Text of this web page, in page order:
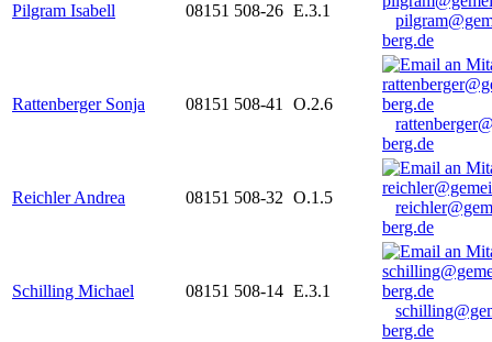
Pilgram Isabell 08151 508-26 E.3.1
berg.de
Rattenberger Sonja 08151 508-41
O.2.6
berg.de
Reichler Andrea 08151 508-32 O.1.5
berg.de
Schilling Michael 08151 508-14 E.3.1
berg.de